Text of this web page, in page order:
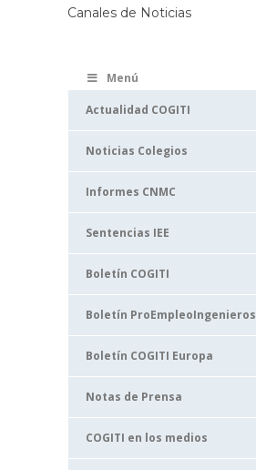
Canales de Noticias
Menú
Actualidad COGITI
Noticias Colegios
Informes CNMC
Sentencias IEE
Boletín COGITI
Boletín ProEmpleoIngenieros
Boletín COGITI Europa
Notas de Prensa
COGITI en los medios